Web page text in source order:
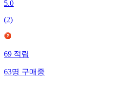
5.0
(2)
69적립
63명구매중